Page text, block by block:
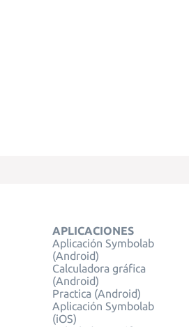
APLICACIONES
Aplicación Symbolab
(Android)
Calculadora gráfica
(Android)
Practica (Android)
Aplicación Symbolab
(iOS)